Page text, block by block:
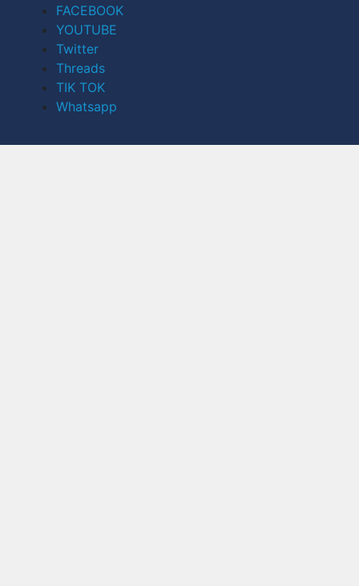
FACEBOOK
YOUTUBE
Twitter
Threads
TIK TOK
Whatsapp